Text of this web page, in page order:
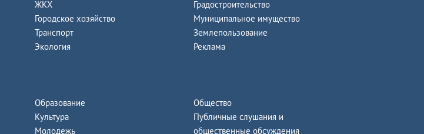
ЖКХ
Городское хозяйство
Транспорт
Экология
Градостроительство
Муниципальное имущество
Землепользование
Реклама
Образование
Культура
Молодежь
Общество
Публичные слушания и
общественные обсуждения